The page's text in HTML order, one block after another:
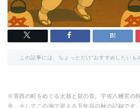
この記事には、ちょっとだけ“おすすめしたいも
※香西の町をめぐる太鼓と鉦の音。宇佐八幡宮の
光、そしてこの地で迎える五年目の秋の記録です。